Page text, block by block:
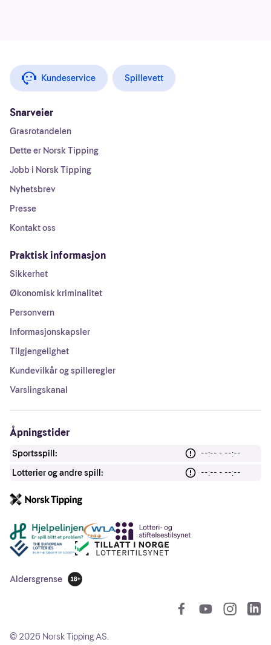
Kundeservice Spillevett
Snarveier
Grasrotandelen
Dette er Norsk Tipping
Jobb i Norsk Tipping
Nyhetsbrev
Presse
Kontakt oss
Praktisk informasjon
Sikkerhet
Økonomisk kriminalitet
Personvern
Informasjonskapsler
Tilgjengelighet
Kundevilkår og spilleregler
Varslingskanal
Åpningstider
Sportsspill:
--:-- - --:--
Lotterier og andre spill:
--:-- - --:--
Andre lenker
Aldersgrense
18 år
© 2026 Norsk Tipping AS.